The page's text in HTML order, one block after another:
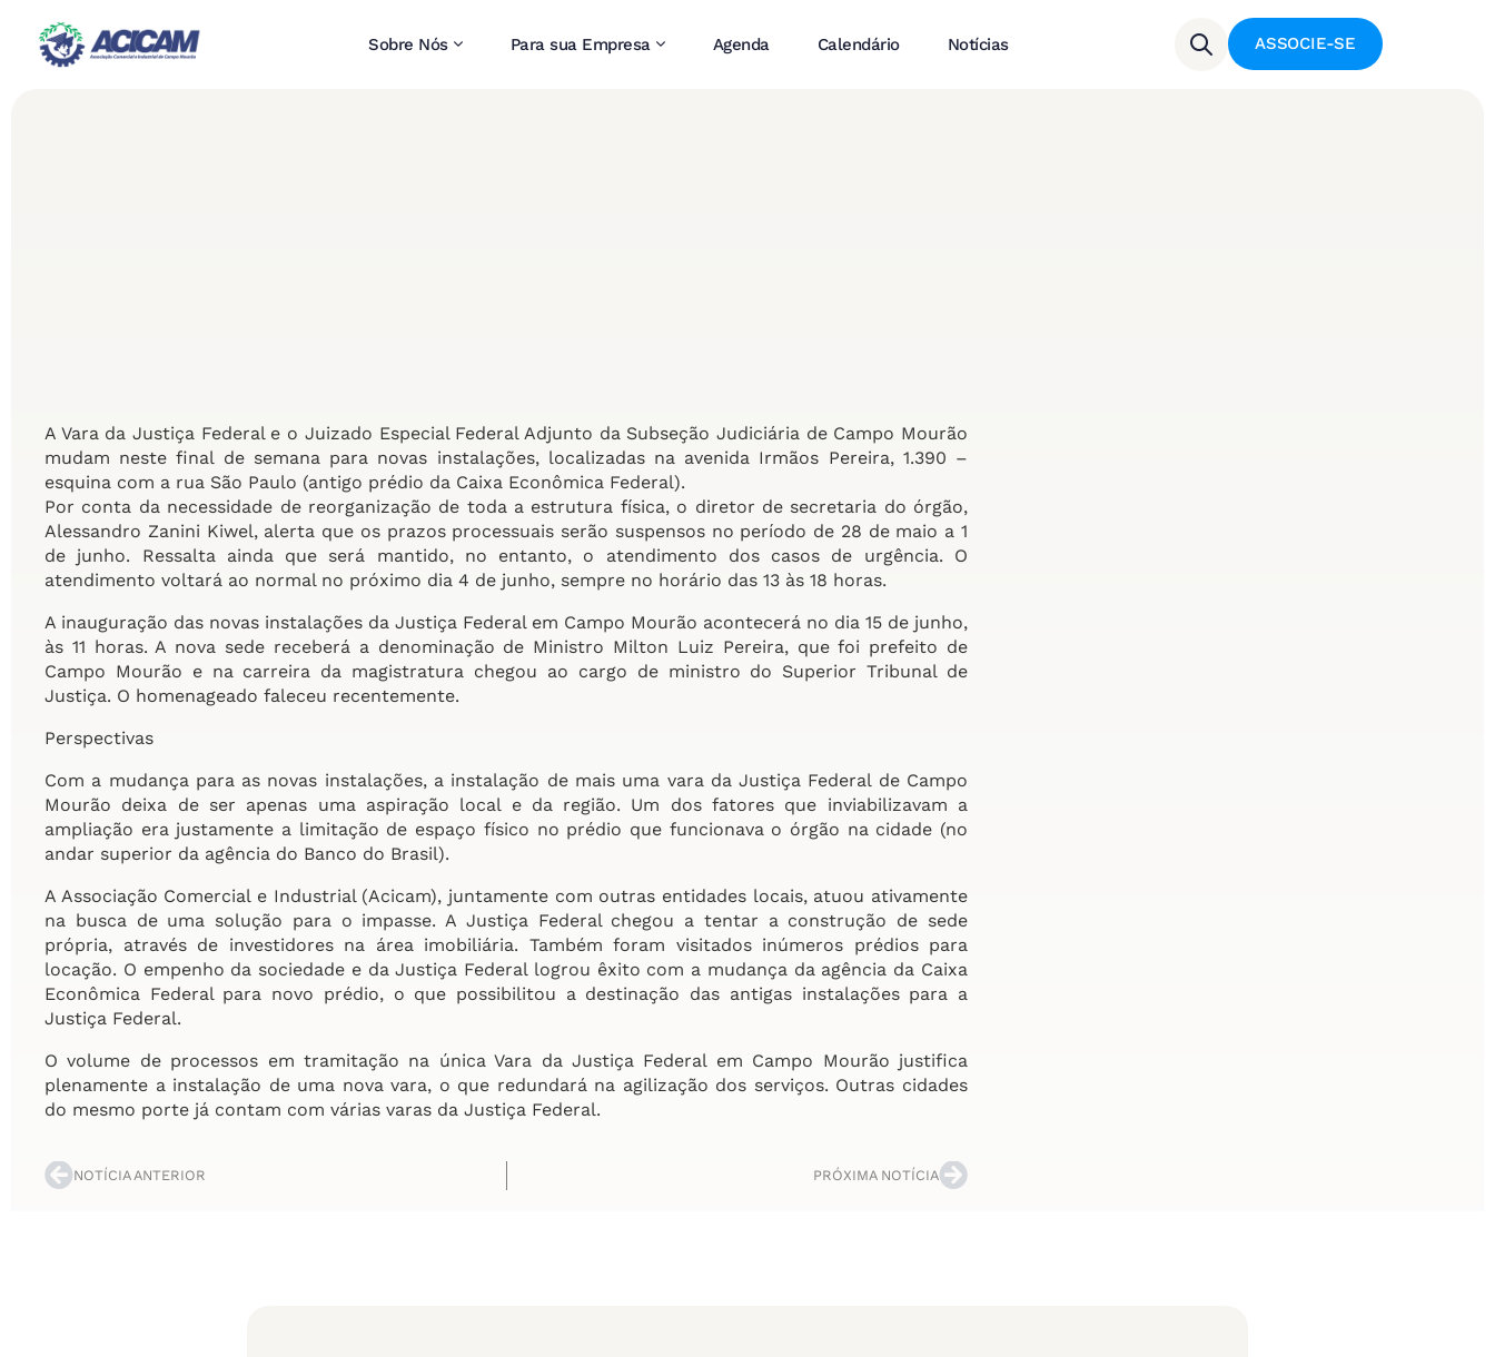
Sobre Nós Para sua Empresa Agenda Calendário Notícias ASSOCIE-SE
A Vara da Justiça Federal e o Juizado Especial Federal Adjunto da Subseção Judiciária de Campo Mourão
mudam neste final de semana para novas instalações, localizadas na avenida Irmãos Pereira, 1.390 –
esquina com a rua São Paulo (antigo prédio da Caixa Econômica Federal).
Por conta da necessidade de reorganização de toda a estrutura física, o diretor de secretaria do órgão,
Alessandro Zanini Kiwel, alerta que os prazos processuais serão suspensos no período de 28 de maio a 1
de junho. Ressalta ainda que será mantido, no entanto, o atendimento dos casos de urgência. O
atendimento voltará ao normal no próximo dia 4 de junho, sempre no horário das 13 às 18 horas.
A inauguração das novas instalações da Justiça Federal em Campo Mourão acontecerá no dia 15 de junho,
às 11 horas. A nova sede receberá a denominação de Ministro Milton Luiz Pereira, que foi prefeito de
Campo Mourão e na carreira da magistratura chegou ao cargo de ministro do Superior Tribunal de
Justiça. O homenageado faleceu recentemente.
Perspectivas
Com a mudança para as novas instalações, a instalação de mais uma vara da Justiça Federal de Campo
Mourão deixa de ser apenas uma aspiração local e da região. Um dos fatores que inviabilizavam a
ampliação era justamente a limitação de espaço físico no prédio que funcionava o órgão na cidade (no
andar superior da agência do Banco do Brasil).
A Associação Comercial e Industrial (Acicam), juntamente com outras entidades locais, atuou ativamente
na busca de uma solução para o impasse. A Justiça Federal chegou a tentar a construção de sede
própria, através de investidores na área imobiliária. Também foram visitados inúmeros prédios para
locação. O empenho da sociedade e da Justiça Federal logrou êxito com a mudança da agência da Caixa
Econômica Federal para novo prédio, o que possibilitou a destinação das antigas instalações para a
Justiça Federal.
O volume de processos em tramitação na única Vara da Justiça Federal em Campo Mourão justifica
plenamente a instalação de uma nova vara, o que redundará na agilização dos serviços. Outras cidades
do mesmo porte já contam com várias varas da Justiça Federal.
NOTÍCIA ANTERIOR PRÓXIMA NOTÍCIA